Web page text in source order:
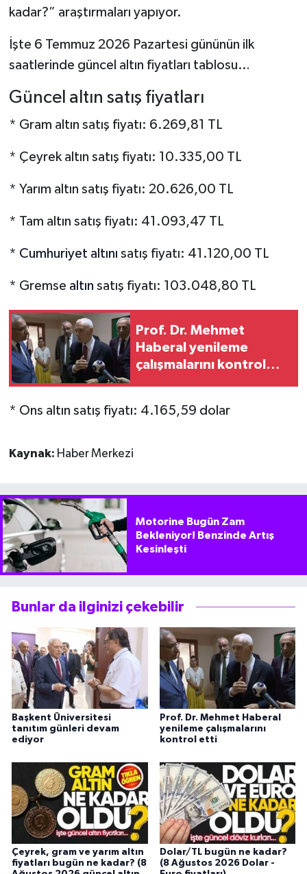
kadar?” araştırmaları yapıyor.
İşte 6 Temmuz 2026 Pazartesi gününün ilk
saatlerinde güncel altın fiyatları tablosu…
Güncel altın satış fiyatları
* Gram altın satış fiyatı: 6.269,81 TL
* Çeyrek altın satış fiyatı: 10.335,00 TL
* Yarım altın satış fiyatı: 20.626,00 TL
* Tam altın satış fiyatı: 41.093,47 TL
* Cumhuriyet altını satış fiyatı: 41.120,00 TL
* Gremse altın satış fiyatı: 103.048,80 TL
Prof. Dr. Mehmet
Haberal yenileme
çalışmalarını kontrol
* Ons altın satış fiyatı: 4.165,59 dolar
Kaynak: Haber Merkezi
Motorine Bugün Zam
Bekleniyor! Benzinde Artış
Kesinleşti
Bunlar da ilginizi çekebilir
Başkent Üniversitesi
tanıtım günleri devam
ediyor
Prof. Dr. Mehmet Haberal
yenileme çalışmalarını
kontrol etti
Çeyrek, gram ve yarım altın
fiyatları bugün ne kadar? (8
Dolar/TL bugün ne kadar?
(8 Ağustos 2026 Dolar -